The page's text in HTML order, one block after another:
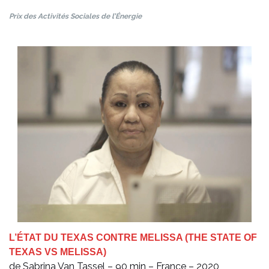
Prix des Activités Sociales de l’Énergie
L’ÉTAT DU TEXAS CONTRE MELISSA (THE STATE OF
TEXAS VS MELISSA)
de Sabrina Van Tassel – 90 min – France – 2020